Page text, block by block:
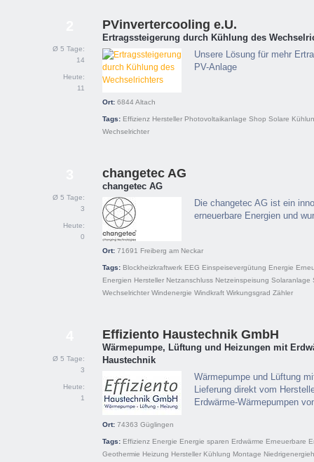
Ø 5 Tage:
14
Heute:
11
PVinvertercooling e.U.
Ertragssteigerung durch Kühlung des
Unsere Lösung für mehr
PV-Anlage
Ort: 6844 Altach
Tags: Effizienz Hersteller Photovoltaikanlage Shop Solare
Wechselrichter
Ø 5 Tage:
3
Heute:
0
changetec AG
changetec AG
Die changetec AG ist ein
erneuerbare Energien und
Ort: 71691 Freiberg am Neckar
Tags: Blockheizkraftwerk EEG Einspeisevergütung Energie
Energien Hersteller Netzanschluss Netzeinspeisung Solaranlage
Wechselrichter Windenergie Windkraft Wirkungsgrad Zähler
Ø 5 Tage:
3
Heute:
1
Effiziento Haustechnik GmbH
Wärmepumpe, Lüftung und Heizungen mit
Haustechnik
Wärmepumpe und Lüftung
Lieferung direkt vom
Erdwärme-Wärmepumpen
Ort: 74363 Güglingen
Tags: Effizienz Energie Energie sparen Erdwärme Erneuerbare
Geothermie Heizung Hersteller Kühlung Montage